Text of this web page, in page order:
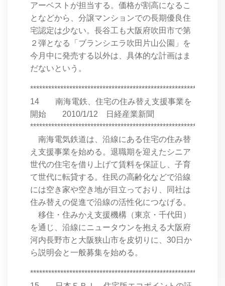
アーベストが担当する。価格が割高になるこ
となどから、分譲マンションでの長期優良住
宅認定は少ない。長谷工も大阪府吹田市で第
２弾となる「ブランシエラ吹田片山公園」を
今月中に発売する以外は、具体的な計画はま
だないという。
14 南海電鉄、住宅の住み替え支援事業を
開始 2010/1/12 日経産業新聞
南海電気鉄道は、沿線にある住宅の住み替
え支援事業を始める。退職期を迎えたシニア
世代の住宅を借り上げて賃料を保証し、子育
て世代に転貸する。住民の高齢化などで沿線
には空き家や空き地が目立っており、同社は
住み替えの促進で沿線の活性化につなげる。
移住・住みかえ支援機構（東京・千代田）
を通じ、沿線にニュータウンを抱える大阪府
河内長野市と大阪狭山市を皮切りに、30日か
ら説明会と一般募集を始める。